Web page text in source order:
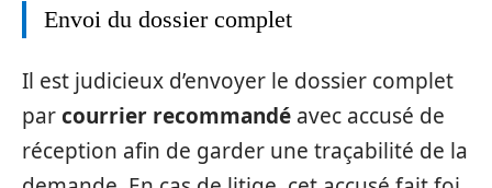
Envoi du dossier complet
Il est judicieux d’envoyer le dossier complet
parcourrier recommandé avec accusé de
réception afin de garder une traçabilité de la